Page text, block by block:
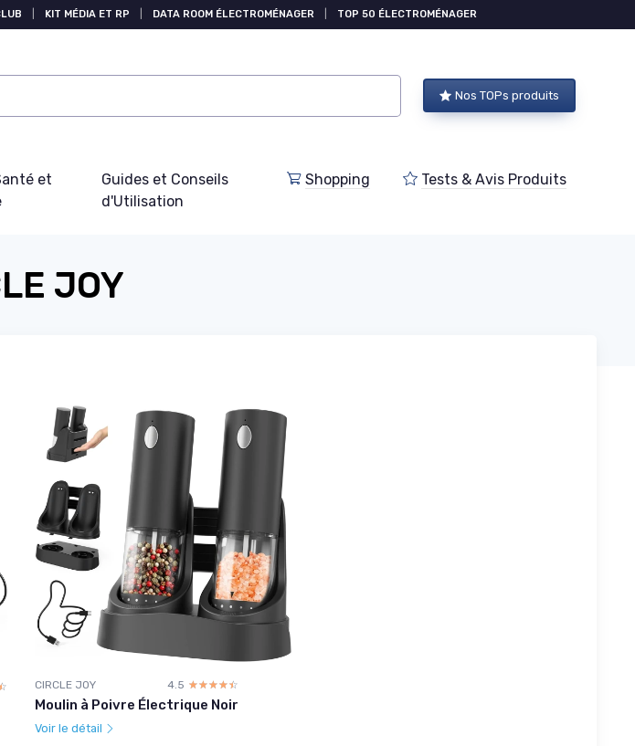
KIT MÉDIA ET RP DATA ROOM ÉLECTROMÉNAGER TOP 50 ÉLECTROMÉNAGER
Nos TOPs produits
et
Guides et Conseils
d'Utilisation
Shopping Tests & Avis Produits
JOY
CIRCLE JOY 4.5 ☆☆☆☆☆
★★★★★
Moulin à Poivre Électrique Noir
Voir le détail